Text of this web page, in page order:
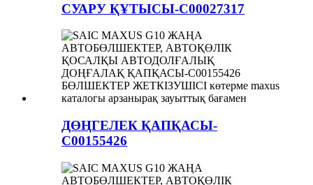
СУАРУ ҚҰТЫСЫ-C00027317
ДӨҢГЕЛЕК ҚАПҚАСЫ-
C00155426